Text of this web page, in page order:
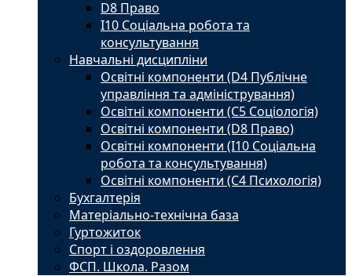
D8 Право
I10 Соціальна робота та
консультування
Навчальні дисципліни
Освітні компоненти (D4 Публічне
управління та адміністрування)
Освітні компоненти (С5 Соціологія)
Освітні компоненти (D8 Право)
Освітні компоненти (I10 Соціальна
робота та консультування)
Освітні компоненти (С4 Психологія)
Бухгалтерія
Матеріально-технічна база
Гуртожиток
Спорт і оздоровлення
ФСП. Школа. Разом